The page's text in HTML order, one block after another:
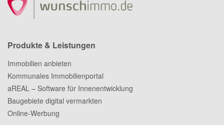
Produkte & Leistungen
Immobilien anbieten
Kommunales Immobilienportal
aREAL – Software für Innenentwicklung
Baugebiete digital vermarkten
Online-Werbung